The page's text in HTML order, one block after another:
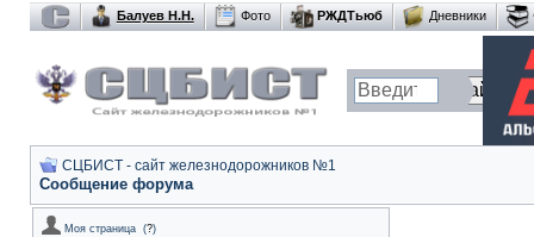
Балуев Н.Н. Фото РЖДТьюб Дневники
СЦБИСТ - сайт железнодорожников №1
Сообщение форума
Моя страница (?)